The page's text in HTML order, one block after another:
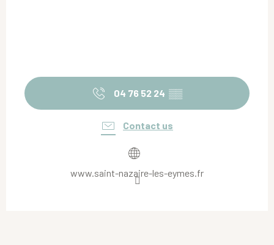
04 76 52 24 ▒▒
Contact us
www.saint-nazaire-les-eymes.fr